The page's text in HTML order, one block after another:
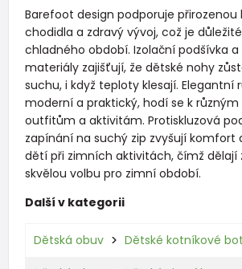
Barefoot design podporuje
chodidla a zdravý vývoj, což je
chladného období. Izolační podšívka
materiály zajišťují, že dětské nohy
suchu, i když teploty klesají. Elegantní
moderní a praktický, hodí se k
outfitům a aktivitám. Protiskluzová
zapínání na suchý zip zvyšují komfort
dětí při zimních aktivitách, čímž dělají
skvělou volbu pro zimní období.
Další v kategorii
Dětská obuv Dětské kotníkové